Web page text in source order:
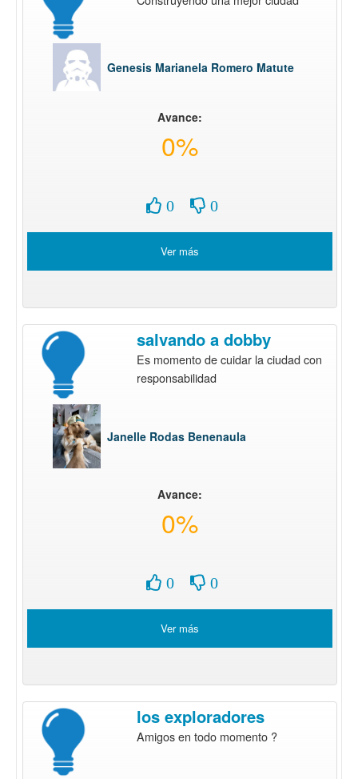
Genesis Marianela Romero Matute
Avance:
0%
0 0
Ver más
salvando a dobby
Es momento de cuidar la ciudad con
responsabilidad
Janelle Rodas Benenaula
Avance:
0%
0 0
Ver más
los exploradores
Amigos en todo momento ?